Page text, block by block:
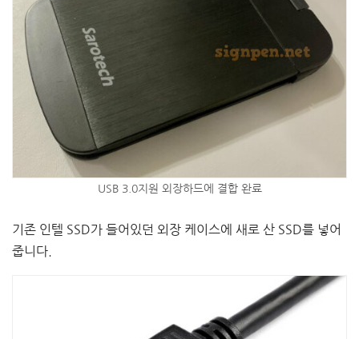
USB 3.0지원 외장하드에 결합 완료
기존 인텔 SSD가 들어있던 외장 케이스에 새로 산 SSD를 넣어
줍니다.